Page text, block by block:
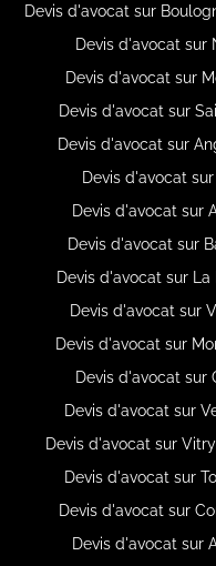
Devis d'avocat sur
Devis d'avocat sur
Devis d'avocat sur
Devis d'avocat sur
Devis d'avocat sur
Devis d'avocat
Devis d'avocat sur
Devis d'avocat sur
Devis d'avocat sur
Devis d'avocat sur
Devis d'avocat sur
Devis d'avocat sur
Devis d'avocat sur
Devis d'avocat sur
Devis d'avocat sur
Devis d'avocat sur
Devis d'avocat sur